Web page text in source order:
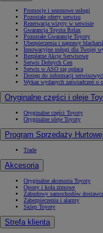
Promocje i sezonowe usługi
Pozostałe oferty serwisu
Rezerwacja wizyty w serwisie
Gwarancja Toyota Relax
Pozostałe Gwarancje Toyoty
Ubezpieczenia i naprawy
Innowacyjne usługi dla Twojej
Bezpłatne Akcje Serwisowe
Serwis Dobrych Cen
Serwis w ASO się opłaca
Dostęp do informacji
Wykaz wydanych zaświadczeń
Oryginalne części i oleje
Oryginalne części Toyoty
Oryginalne oleje Toyoty
Program Sprzedaży
Trade
Akcesoria
Oryginalne akcesoria Toyoty
Opony i koła zimowe
Zabudowy samochodów
Zabezpieczenia i alarmy
Sklep Toyoty
Strefa klienta